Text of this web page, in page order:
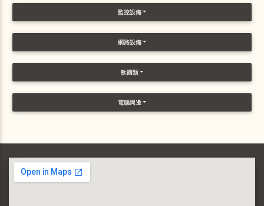
監控設備
網路設備
軟體類
電腦周邊